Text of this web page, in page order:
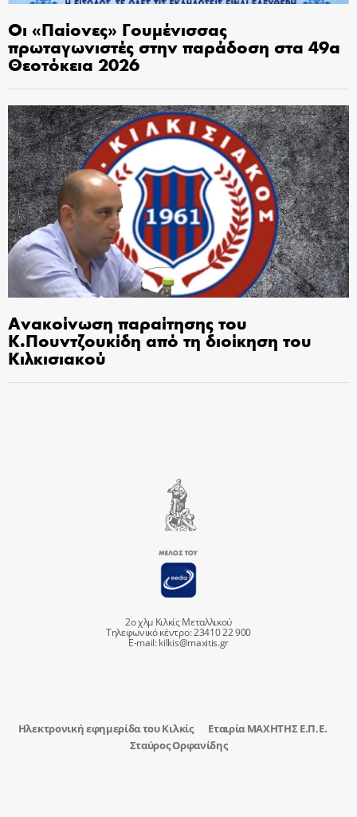
Οι «Παίονες» Γουμένισσας
πρωταγωνιστές στην παράδοση στα 49α
Θεοτόκεια 2026
Ανακοίνωση παραίτησης του
Κ.Πουντζουκίδη από τη διοίκηση του
Κιλκισιακού
2ο χλμ Κιλκίς Μεταλλικού
Τηλεφωνικό κέντρο: 23410 22 900
E-mail:kilkis@maxitis.gr
Ηλεκτρονική εφημερίδα του Κιλκίς
Εταιρία ΜΑΧΗΤΗΣ Ε.Π.Ε.
Σταύρος Ορφανίδης